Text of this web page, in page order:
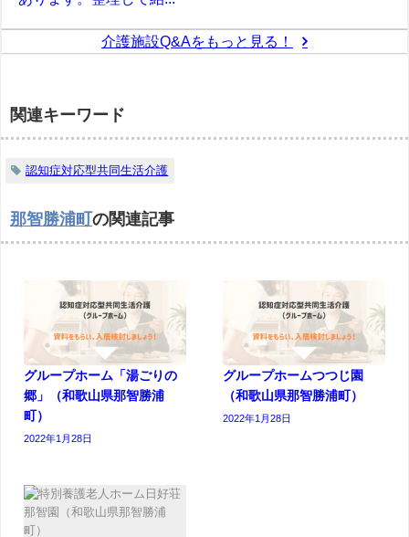
介護施設Q&Aをもっと見る！
関連キーワード
認知症対応型共同生活介護
那智勝浦町 の関連記事
グループホーム「湯ごりの
郷」（和歌山県那智勝浦
町）
2022年1月28日
グループホームつつじ園
（和歌山県那智勝浦町）
2022年1月28日